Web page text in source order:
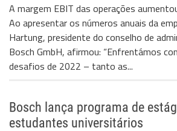
A margem EBIT das operações
Ao apresentar os números anuais da
Hartung, presidente do conselho de
Bosch GmbH, afirmou: “Enfrentámos
desafios de 2022 – tanto as...
Bosch lança programa de
estudantes universitários